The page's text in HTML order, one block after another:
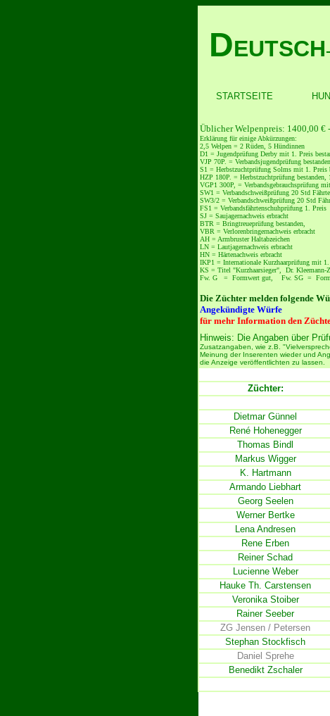
DEUTSCH
STARTSEITE
Üblicher Welpenpreis: 1400,00 €
Erklärung für einige Abkürzungen:
2,5 Welpen = 2 Rüden, 5 Hündinnen
D1 = Jugendprüfung Derby mit 1. Preis
VJP 70P. = Verbandsjugendprüfung
S1 = Herbstzuchtprüfung Solms mit 1. Preis
HZP 180P. = Herbstzuchtprüfung bestanden,
VGP1 300P, = Verbandsgebrauchsprüfung
SW1 = Verbandschweißprüfung 20 Std
SW3/2 = Verbandschweißprüfung 20 Std
FS1 = Verbandsfährtenschuhprüfung 1. Preis
SJ = Saujagernachweis erbracht
BTR = Bringtreueprüfung bestanden,
VBR = Verlorenbringernachweis erbracht
AH = Armbruster Haltabzeichen
LN = Lautjagernachweis erbracht
HN = Härtenachweis erbracht
IKP1 = Internationale Kurzhaarprüfung mit 1.
KS = Titel "Kurzhaarsieger", Dr. Kleemann-
Fw. G = Formwert gut, Fw. SG =
Die Züchter melden folgende
Angekündigte Würfe
für mehr Information den
Hinweis: Die Angaben über
Zusatzangaben, wie z.B.
Meinung der Inserenten wieder und
die Anzeige veröffentlichten zu lassen.
Züchter:
Dietmar Günnel
René Hohenegger
Thomas Bindl
Markus Wigger
K. Hartmann
Armando Liebhart
Georg Seelen
Werner Bertke
Lena Andresen
Rene Erben
Reiner Schad
Lucienne Weber
Hauke Th. Carstensen
Veronika Stoiber
Rainer Seeber
ZG Jensen / Petersen
Stephan Stockfisch
Daniel Sprehe
Benedikt Zschaler